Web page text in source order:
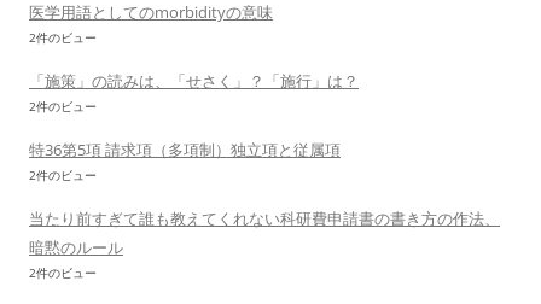
医学用語としてのmorbidityの意味
2件のビュー
「施策」の読みは、「せさく」？「施行」は？
2件のビュー
特36第5項 請求項（多項制）独立項と従属項
2件のビュー
当たり前すぎて誰も教えてくれない科研費申請書の書き方の作法、
暗黙のルール
2件のビュー